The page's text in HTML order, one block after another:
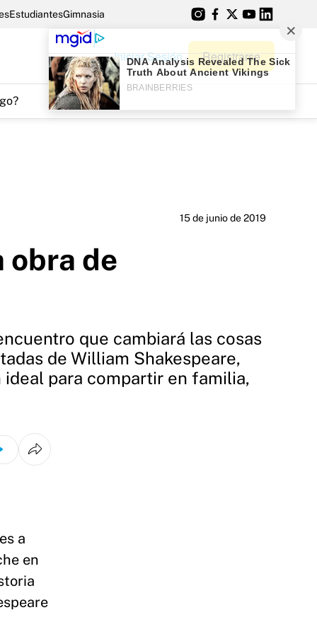
EstudiantesGimnasia
Iniciar Sesión Registrarse
15 de junio de 2019
obra de
que cambiará las cosas
de William Shakespeare,
para compartir en familia,
a
en